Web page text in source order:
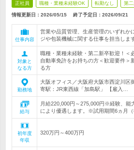
正社員 職種・業種未経験OK 転勤なし 第
情報更新日：2026/05/15 終了予定日： 2026/09/21
仕事内容
営業や品質管理、生産管理のいずれか
ジや包装機械に関する仕事を担当しま
対象と
なる方
職種・業種未経験・第二新卒歓迎！＜
自動車免許をお持ちの方＜歓迎要件＞
る方
勤務地
大阪オフィス／大阪府大阪市西淀川区
寄駅：JR東西線「加島駅」 【雇入…
給与
月給220,000円～275,000円※経験、能
により優遇します。※試用期間6ヵ月（
初年度
年収
320万円～400万円